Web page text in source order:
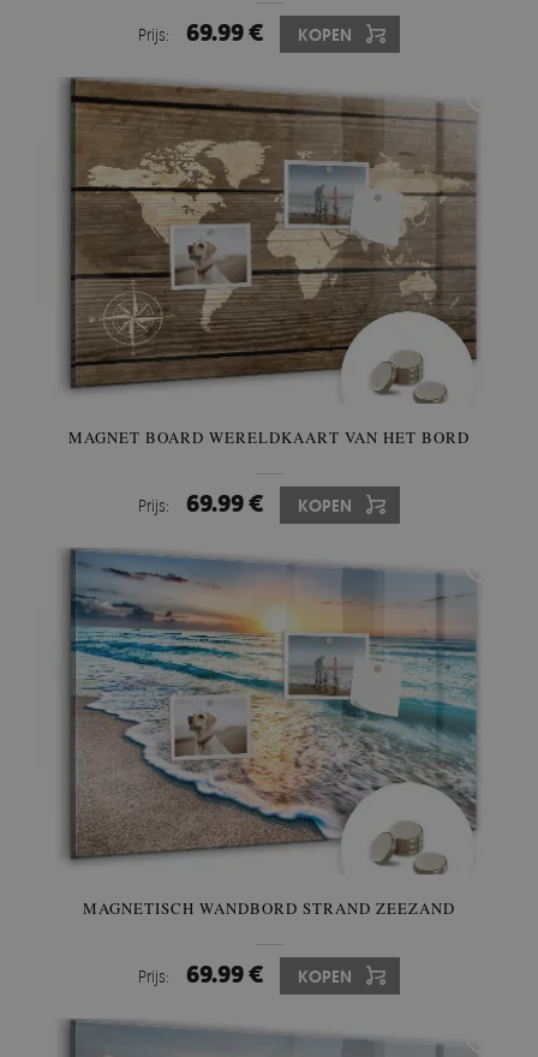
Prijs: 69.99 € KOPEN
MAGNET BOARD WERELDKAART VAN HET BORD
Prijs: 69.99 € KOPEN
MAGNETISCH WANDBORD STRAND ZEEZAND
Prijs: 69.99 € KOPEN